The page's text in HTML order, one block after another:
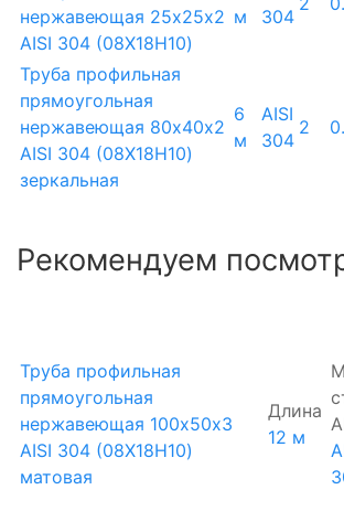
нержавеющая 25х25х2
AISI 304 (08Х18Н10)
м
304
Труба профильная
прямоугольная
нержавеющая 80х40х2
AISI 304 (08Х18Н10)
зеркальная
6
м
AISI
304
2
Рекомендуем
Труба профильная
прямоугольная
нержавеющая 100х50х3
AISI 304 (08Х18Н10)
матовая
Длина
12 м